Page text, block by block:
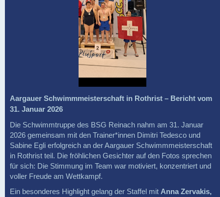
Aargauer Schwimmmeisterschaft in Rothrist – Bericht vom
31. Januar 2026
Die Schwimmtruppe des BSG Reinach nahm am 31. Januar
2026 gemeinsam mit den Trainer*innen Dimitri Tedesco und
Sabine Egli erfolgreich an der Aargauer Schwimmmeisterschaft
in Rothrist teil. Die fröhlichen Gesichter auf den Fotos sprechen
für sich: Die Stimmung im Team war motiviert, konzentriert und
voller Freude am Wettkampf.
Ein besonderes Highlight gelang der Staffel mit Anna Zervakis,